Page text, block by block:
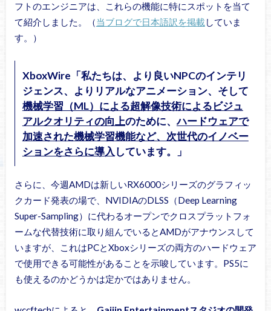
フトのエンジニアは、これらの機能に特にスポットを当て
て紹介しました。（当ブログで日本語訳を掲載していま
す。）
XboxWire「私たちは、より良いNPCのインテリ
ジェンス、よりリアルなアニメーション、そして
機械学習（ML）による超解像技術によるビジュ
アルクオリティの向上のために、ハードウェアで
加速された機械学習機能など、次世代のイノベー
ションをさらに導入 しています。」
さらに、今週AMDは新しいRX6000シリーズのグラフィッ
クカード発表の場で、NVIDIAのDLSS（Deep Learning
Super-Sampling）に代わるオープンでクロスプラットフォ
ームな代替技術に取り組んでいるとAMDがアナウンスして
いますが、これはPCとXboxシリーズの両方のハードウェア
で使用できる可能性があることを示唆しています。PS5に
も使えるのかどうかは定かではありません。